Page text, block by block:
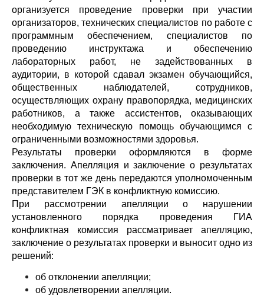
организуется проведение проверки при участии
организаторов, технических специалистов по работе с
программным обеспечением, специалистов по
проведению инструктажа и обеспечению
лабораторных работ, не задействованных в
аудитории, в которой сдавал экзамен обучающийся,
общественных наблюдателей, сотрудников,
осуществляющих охрану правопорядка, медицинских
работников, а также ассистентов, оказывающих
необходимую техническую помощь обучающимся с
ограниченными возможностями здоровья.
Результаты проверки оформляются в форме
заключения. Апелляция и заключение о результатах
проверки в тот же день передаются уполномоченным
представителем ГЭК в конфликтную комиссию.
При рассмотрении апелляции о нарушении
установленного порядка проведения ГИА
конфликтная комиссия рассматривает апелляцию,
заключение о результатах проверки и выносит одно из
решений:
об отклонении апелляции;
об удовлетворении апелляции.